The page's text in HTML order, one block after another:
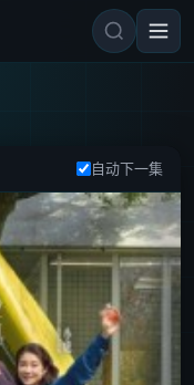
自动下一集